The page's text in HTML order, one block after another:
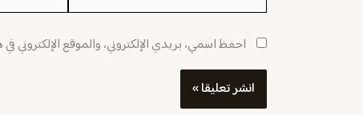
احفظ اسمي، بريدي الإلكتروني، والموقع الإلكتروني